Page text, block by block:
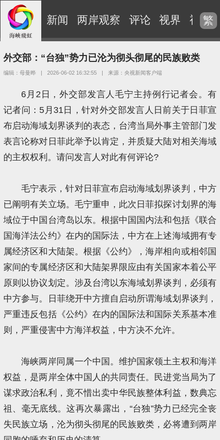
新闻 两岸观察 评论 视界 视频
繁
外交部：“台独”势力已沦为彻头彻尾的民族败类
编辑：母曼晔 | 2026-06-02 16:32:55 | 来源：央视新闻客户端
6月2日，外交部发言人毛宁主持例行记者会。有
记者问：5月31日，针对外交部发言人日前关于日菲宣
布启动海域划界谈判的表态，台湾当局外事主管部门发
表言论称对日菲此举予以肯定，并质疑大陆对相关海域
的主权权利。请问发言人对此有何评论?
毛宁表示，针对日菲宣布启动海域划界谈判，中方
已阐明有关立场。毛宁重申，此次日菲拟探讨划界的海
域位于中国台湾岛以东。根据中国国内法和包括《联合
国海洋法公约》在内的国际法，中方在上述海域拥有专
属经济区和大陆架。根据《公约》，海岸相向或相邻国
家间的专属经济区和大陆架界限应由有关国家本着公平
原则以协议划定。涉及台湾以东海域划界谈判，必须有
中方参与。日菲绕开中方擅自启动所谓海域划界谈判，
严重违反包括《公约》在内的国际法和国际关系基本准
则，严重侵害中方海洋权益，中方决不允许。
海峡两岸同属一个中国。维护国家领土主权和海洋
权益，是两岸全体中国人的共同责任。民进党当局为了
谋求政治私利，竟不惜出卖中华民族整体利益，数典忘
祖、毫无底线。这再次暴露出，“台独”势力已经完全丧
失民族立场，沦为彻头彻尾的民族败类，必将遭到两岸